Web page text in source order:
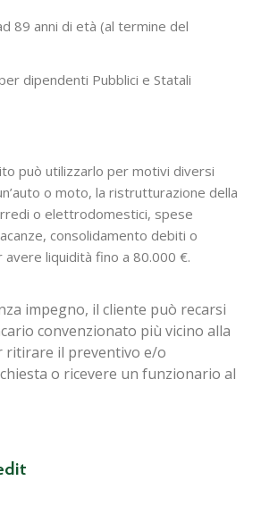
89 anni di età (al termine del
dipendenti Pubblici e Statali
può utilizzarlo per motivi diversi
o moto, la ristrutturazione della
o elettrodomestici, spese
consolidamento debiti o
liquidità fino a 80.000 €.
impegno, il cliente può recarsi
convenzionato più vicino alla
ritirare il preventivo e/o
o ricevere un funzionario al